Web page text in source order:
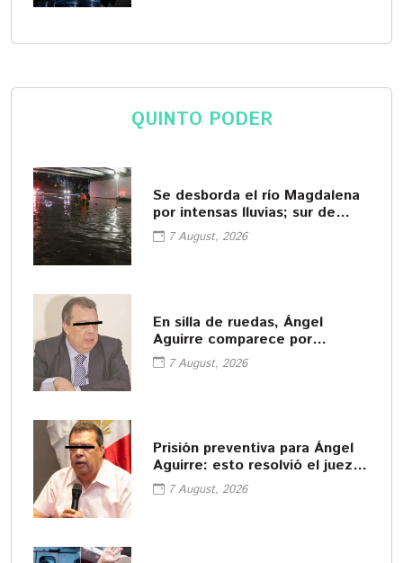
QUINTO PODER
Se desborda el río Magdalena
por intensas lluvias; sur de
CDMX queda bajo el agua
7 August, 2026
En silla de ruedas, Ángel
Aguirre comparece por
Ayotzinapa y niega las
acusaciones
7 August, 2026
Prisión preventiva para Ángel
Aguirre: esto resolvió el juez
en la audiencia por el caso
Ayotzinapa
7 August, 2026